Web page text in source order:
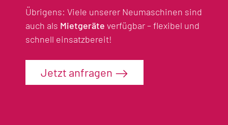
Übrigens: Viele unserer Neumaschinen sind
auch als Mietgeräte verfügbar – flexibel und
schnell einsatzbereit!
Jetzt anfragen